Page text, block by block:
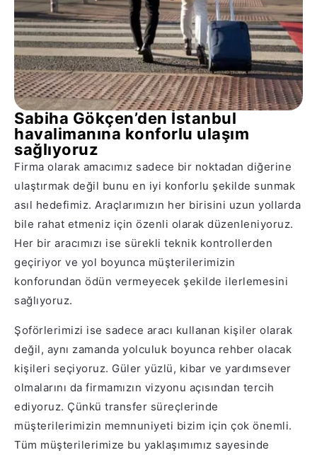
Sabiha Gökçen’den İstanbul
havalimanına konforlu ulaşım
sağlıyoruz
Firma olarak amacımız sadece bir noktadan diğerine
ulaştırmak değil bunu en iyi konforlu şekilde sunmak
asıl hedefimiz. Araçlarımızın her birisini uzun yollarda
bile rahat etmeniz için özenli olarak düzenleniyoruz.
Her bir aracımızı ise sürekli teknik kontrollerden
geçiriyor ve yol boyunca müşterilerimizin
konforundan ödün vermeyecek şekilde ilerlemesini
sağlıyoruz.
Şoförlerimizi ise sadece aracı kullanan kişiler olarak
değil, aynı zamanda yolculuk boyunca rehber olacak
kişileri seçiyoruz. Güler yüzlü, kibar ve yardımsever
olmalarını da firmamızın vizyonu açısından tercih
ediyoruz. Çünkü transfer süreçlerinde
müşterilerimizin memnuniyeti bizim için çok önemli.
Tüm müşterilerimize bu yaklaşımımız sayesinde